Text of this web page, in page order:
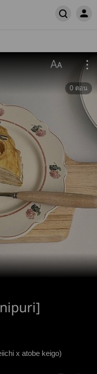
0 ตอน
x atobe keigo)